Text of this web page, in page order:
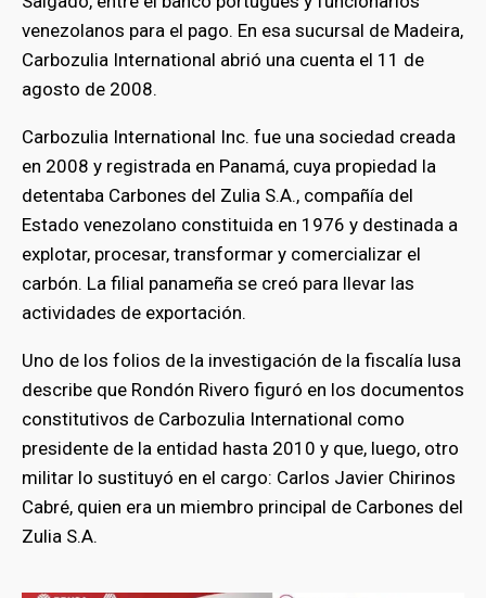
venezolanos para el pago. En esa sucursal de Madeira,
Carbozulia International abrió una cuenta el 11 de
agosto de 2008.
Carbozulia International Inc. fue una sociedad creada
en 2008 y registrada en Panamá, cuya propiedad la
detentaba Carbones del Zulia S.A., compañía del
Estado venezolano constituida en 1976 y destinada a
explotar, procesar, transformar y comercializar el
carbón. La filial panameña se creó para llevar las
actividades de exportación.
Uno de los folios de la investigación de la fiscalía lusa
describe que Rondón Rivero figuró en los documentos
constitutivos de Carbozulia International como
presidente de la entidad hasta 2010 y que, luego, otro
militar lo sustituyó en el cargo: Carlos Javier Chirinos
Cabré, quien era un miembro principal de Carbones del
Zulia S.A.